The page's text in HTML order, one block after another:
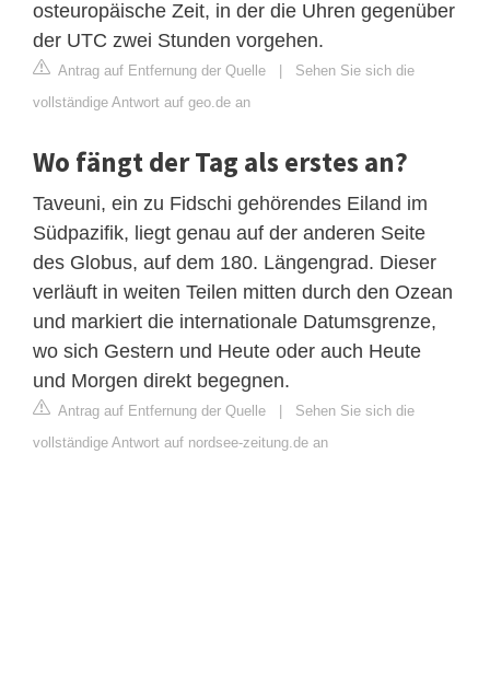
osteuropäische Zeit, in der die Uhren gegenüber
der UTC zwei Stunden vorgehen.
Antrag auf Entfernung der Quelle | Sehen Sie sich die
vollständige Antwort auf geo.de an
Wo fängt der Tag als erstes an?
Taveuni, ein zu Fidschi gehörendes Eiland im
Südpazifik, liegt genau auf der anderen Seite
des Globus, auf dem 180. Längengrad. Dieser
verläuft in weiten Teilen mitten durch den Ozean
und markiert die internationale Datumsgrenze,
wo sich Gestern und Heute oder auch Heute
und Morgen direkt begegnen.
Antrag auf Entfernung der Quelle | Sehen Sie sich die
vollständige Antwort auf nordsee-zeitung.de an